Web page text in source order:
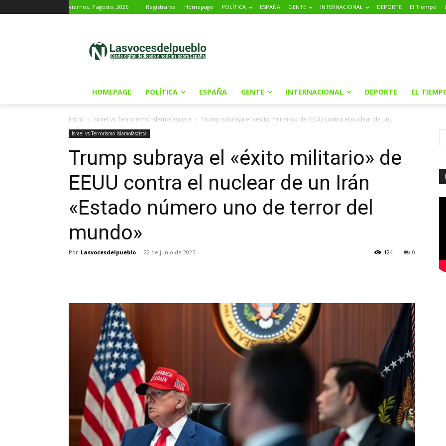
viernes, 7 agosto, 2026 Registrarse Homepage POLÍTICA ESPAÑA GENTE INTERNACIONAL DEPORTE El Tiempo
HOMEPAGE POLÍTICA ESPAÑA GENTE INTERNACIONAL DEPORTE EL
Inicio Israel vs Terrorismo Islamofascista Trump subraya el «éxito militario» de EEUU contra el nuclear de un...
Israel vs Terrorismo Islamofascista
Trump subraya el «éxito militario» de
EEUU contra el nuclear de un Irán
«Estado número uno de terror del
mundo»
Por Lasvocesdelpueblo - 22 de junio de 2025 0
124